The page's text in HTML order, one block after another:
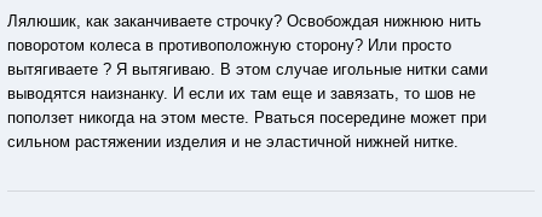
Лялюшик, как заканчиваете строчку? Освобождая нижнюю нить
поворотом колеса в противоположную сторону? Или просто
вытягиваете ? Я вытягиваю. В этом случае игольные нитки сами
выводятся наизнанку. И если их там еще и завязать, то шов не
поползет никогда на этом месте. Рваться посередине может при
сильном растяжении изделия и не эластичной нижней нитке.